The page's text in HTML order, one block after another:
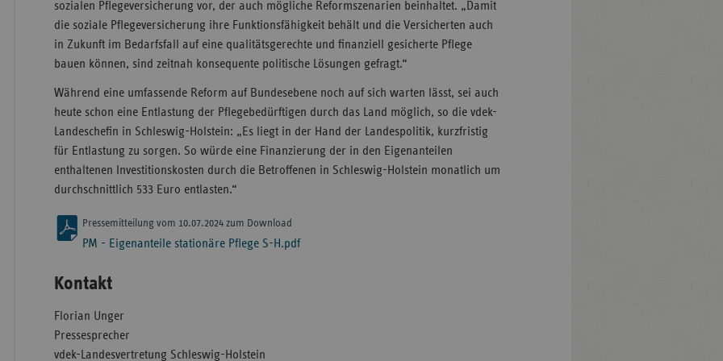
sozialen Pflegeversicherung vor, der auch mögliche Reformszenarien beinhaltet. „Damit
die soziale Pflegeversicherung ihre Funktionsfähigkeit behält und die Versicherten auch
in Zukunft im Bedarfsfall auf eine qualitätsgerechte und finanziell gesicherte Pflege
bauen können, sind zeitnah konsequente politische Lösungen gefragt.“
Während eine umfassende Reform auf Bundesebene noch auf sich warten lässt, sei auch
heute schon eine Entlastung der Pflegebedürftigen durch das Land möglich, so die vdek-
Landeschefin in Schleswig-Holstein: „Es liegt in der Hand der Landespolitik, kurzfristig
für Entlastung zu sorgen. So würde eine Finanzierung der in den Eigenanteilen
enthaltenen Investitionskosten durch die Betroffenen in Schleswig-Holstein monatlich um
durchschnittlich 533 Euro entlasten.“
Pressemitteilung vom 10.07.2024 zum Download
PM - Eigenanteile stationäre Pflege S-H.pdf
Kontakt
Florian Unger
Pressesprecher
vdek-Landesvertretung Schleswig-Holstein